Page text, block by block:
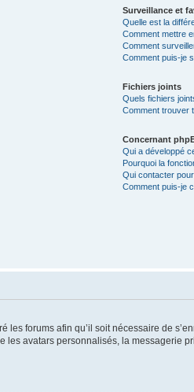
Surveillance et
Quelle est la
Comment mettre
Comment
Comment puis-je
Fichiers joints
Quels fichiers
Comment trouver
Concernant
Qui a développé
Pourquoi la
Qui contacter
Comment puis-je
forums afin qu’il soit nécessaire de
avatars personnalisés, la messagerie